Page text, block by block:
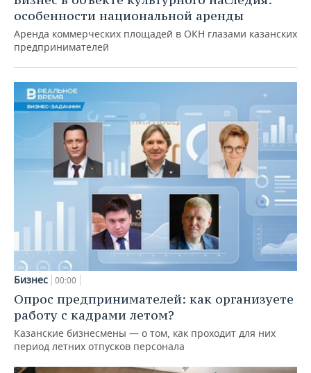
особенности национальной аренды
Аренда коммерческих площадей в ОКН глазами казанских
предпринимателей
Бизнес 00:00
Опрос предпринимателей: как организуете
работу с кадрами летом?
Казанские бизнесмены — о том, как проходит для них
период летних отпусков персонала